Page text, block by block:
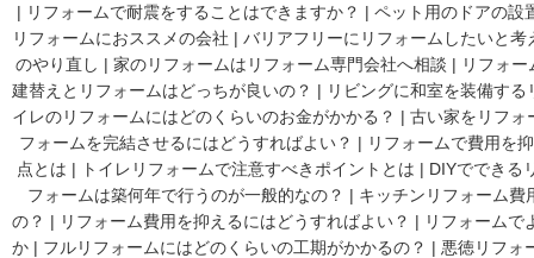
| リフォームで耐震をすることはできますか？ | ペット用のドアの設
リフォームにおススメの会社 | バリアフリーにリフォームしたいと考
のやり直し | 家のリフォームはリフォーム専門会社へ相談 | リフォ
建替えとリフォームはどっちが良いの？ | リビングに和室を装備す
イレのリフォームにはどのくらいのお金がかかる？ | 古い家をリフォ
フォームを完結させるにはどうすればよい？ | リフォームで費用を
点とは | トイレリフォームで注意すべきポイントとは | DIYでできる
フォームは築何年で行うのが一般的なの？ | キッチンリフォーム費
の？ | リフォーム費用を抑えるにはどうすればよい？ | リフォームで
か | フルリフォームにはどのくらいの工期がかかるの？ | 悪徳リフォ